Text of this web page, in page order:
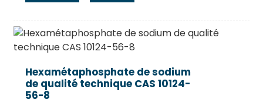
Hexamétaphosphate de sodium
de qualité technique CAS 10124-
56-8